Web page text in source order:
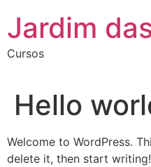
conteúdo
Jardim
Cursos
Hello
Welcome to WordPress.
delete it, then start writing!